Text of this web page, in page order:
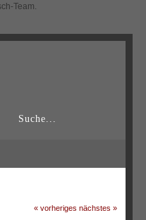
Team.
« vorheriges nächstes »